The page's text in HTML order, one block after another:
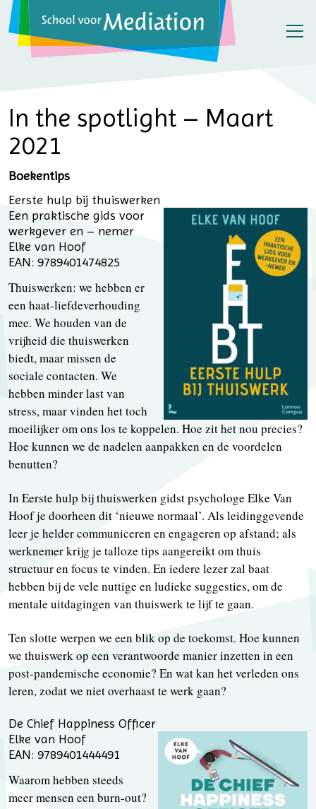
In the spotlight – Maart
2021
Boekentips
Eerste hulp bij thuiswerken
Een praktische gids voor
werkgever en – nemer
Elke van Hoof
EAN: 9789401474825
Thuiswerken: we hebben er
een haat-liefdeverhouding
mee. We houden van de
vrijheid die thuiswerken
biedt, maar missen de
sociale contacten. We
hebben minder last van
stress, maar vinden het toch
moeilijker om ons los te koppelen. Hoe zit het nou precies?
Hoe kunnen we de nadelen aanpakken en de voordelen
benutten?
In Eerste hulp bij thuiswerken gidst psychologe Elke Van
Hoof je doorheen dit ‘nieuwe normaal’. Als leidinggevende
leer je helder communiceren en engageren op afstand; als
werknemer krijg je talloze tips aangereikt om thuis
structuur en focus te vinden. En iedere lezer zal baat
hebben bij de vele nuttige en ludieke suggesties, om de
mentale uitdagingen van thuiswerk te lijf te gaan.
Ten slotte werpen we een blik op de toekomst. Hoe kunnen
we thuiswerk op een verantwoorde manier inzetten in een
post-pandemische economie? En wat kan het verleden ons
leren, zodat we niet overhaast te werk gaan?
De Chief Happiness Officer
Elke van Hoof
EAN: 9789401444491
Waarom hebben steeds
meer mensen een burn-out?